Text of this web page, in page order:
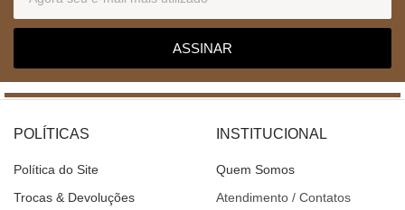
ASSINAR
POLÍTICAS
Política do Site
Trocas & Devoluções
INSTITUCIONAL
Quem Somos
Atendimento / Contatos